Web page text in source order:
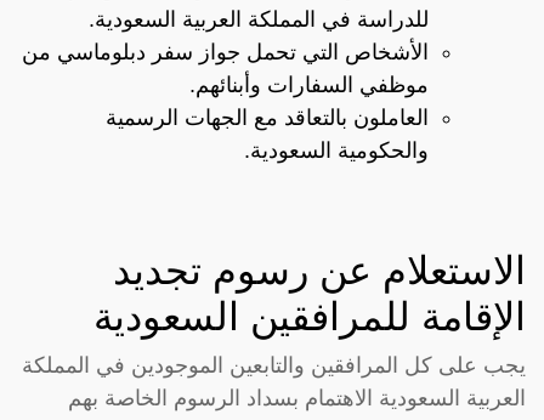
للدراسة في المملكة العربية السعودية.
الأشخاص التي تحمل جواز سفر دبلوماسي من
موظفي السفارات وأبنائهم.
العاملون بالتعاقد مع الجهات الرسمية
والحكومية السعودية.
الاستعلام عن رسوم تجديد
الإقامة للمرافقين السعودية
يجب على كل المرافقين والتابعين الموجودين في المملكة
العربية السعودية الاهتمام بسداد الرسوم الخاصة بهم